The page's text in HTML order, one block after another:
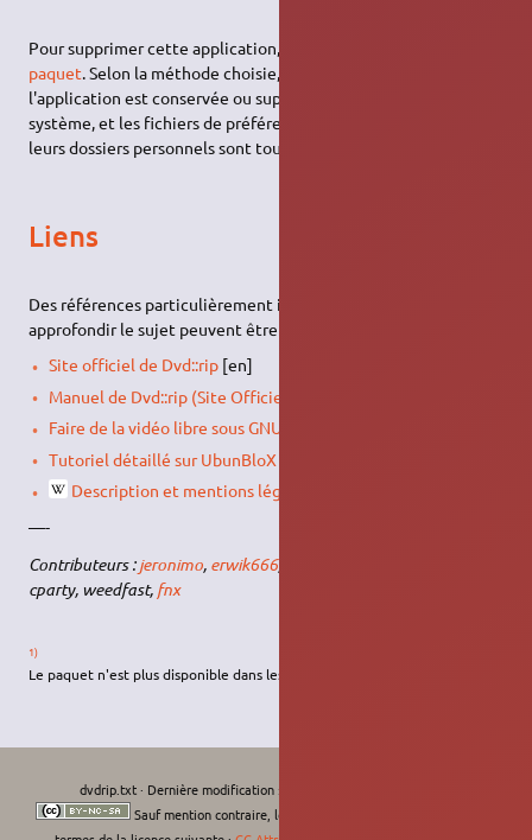
Pour supprimer cette application, il suffit de
paquet. Selon la méthode choisie, la configuration globale de
l'application est conservée ou supprimée. Les journaux du
système, et les fichiers de préférence des utilisateurs dans
leurs dossiers personnels sont toujours conservés.
Liens
Des références particulièrement intéressantes pour
approfondir le sujet peuvent être utiles.
Site officiel de Dvd::rip[en]
Manuel de Dvd::rip (Site Officiel)
Faire de la vidéo libre sous GNU/Linux, lprod.org
Tutoriel détaillé sur UbunBloX
Description et mentions légales de libdvdcss
—-
Contributeurs :jeronimo, erwik666, L.Bellegarde, lprod.org,
cparty, weedfast, fnx
1)
Le paquet n'est plus disponible dans les dépôts officiels depuis
dvdrip.txt· Dernière modification :
Sauf mention contraire, le contenu de ce wiki est placé sous les